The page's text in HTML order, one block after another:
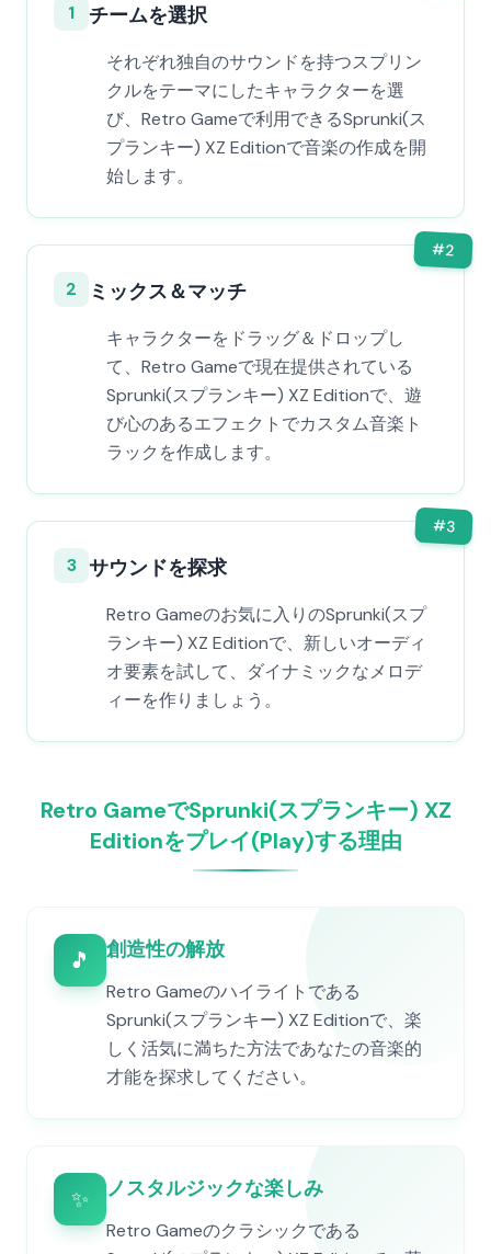
1 チームを選択
それぞれ独自のサウンドを持つスプリン
クルをテーマにしたキャラクターを選
び、Retro Gameで利用できるSprunki(ス
プランキー) XZ Editionで音楽の作成を開
始します。
#2
2 ミックス＆マッチ
キャラクターをドラッグ＆ドロップし
て、Retro Gameで現在提供されている
Sprunki(スプランキー) XZ Editionで、遊
び心のあるエフェクトでカスタム音楽ト
ラックを作成します。
#3
3 サウンドを探求
Retro Gameのお気に入りのSprunki(スプ
ランキー) XZ Editionで、新しいオーディ
オ要素を試して、ダイナミックなメロデ
ィーを作りましょう。
Retro GameでSprunki(スプランキー) XZ
Editionをプレイ(Play)する理由
🎵 創造性の解放
Retro Gameのハイライトである
Sprunki(スプランキー) XZ Editionで、楽
しく活気に満ちた方法であなたの音楽的
才能を探求してください。
✨ ノスタルジックな楽しみ
Retro Gameのクラシックである